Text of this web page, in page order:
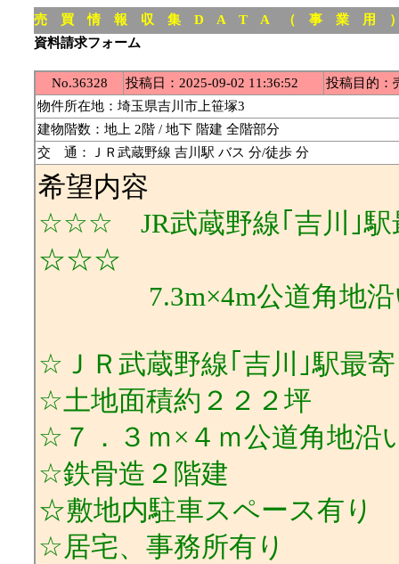
売 買 情 報 収 集 D A T A （ 事 業 用
資料請求フォーム
No.36328 投稿日：2025-09-02 11:36:52
投稿目的：
物件所在地：埼玉県吉川市上笹塚3
建物階数：地上 2階 / 地下 階建 全階部分
交 通：ＪＲ武蔵野線 吉川駅 バス 分/徒歩 分
希望内容
☆☆☆ JR武蔵野線｢吉川｣駅
☆☆☆
7.3m×4m公道角地沿い
☆ＪＲ武蔵野線｢吉川｣駅最
☆土地面積約２２２坪
☆７．３ｍ×４ｍ公道角地沿
☆鉄骨造２階建
☆敷地内駐車スペース有り
☆居宅、事務所有り